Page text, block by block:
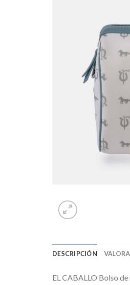
DESCRIPCIÓN
EL CABALLO Bolso